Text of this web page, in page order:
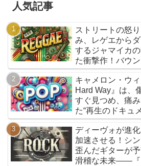
人気記事
ストリートの怒
み、レゲエから
するジャマイカ
た衝撃作！バウ
『Bounty Killer』
しての信念と、
アルな真実を詰
ムだ
キャメロン・ウ
Hard Way』は、
すぐ見つめ、痛
た“再生のドキュ
とフォークを軸
細な感情が交差
の遠回りさえも
していく
ディーヴォが進
加速させる！シ
歪んだギターが
滑稽な未来――『